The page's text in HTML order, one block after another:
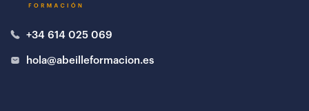
+34 614 025 069
hola@abeilleformacion.es